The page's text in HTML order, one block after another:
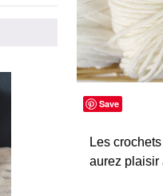
Save
Les
aurez plaisir